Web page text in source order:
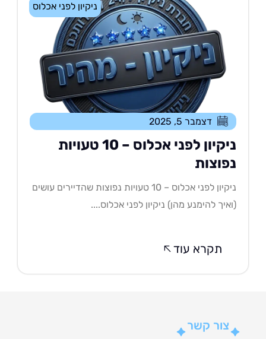
ניקיון לפני אכלוס
דצמבר 5, 2025
ניקיון לפני אכלוס – 10 טעויות
ניקיון לפני אכלוס – 10 טעויות נפוצות שהדיירים עושים
להימנע מהן) ניקיון לפני אכלוס....
תקרא עוד
צור קשר